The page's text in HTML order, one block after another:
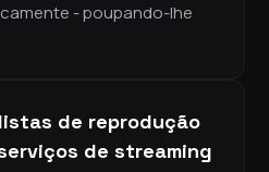
- poupando-lhe
de reprodução
de streaming